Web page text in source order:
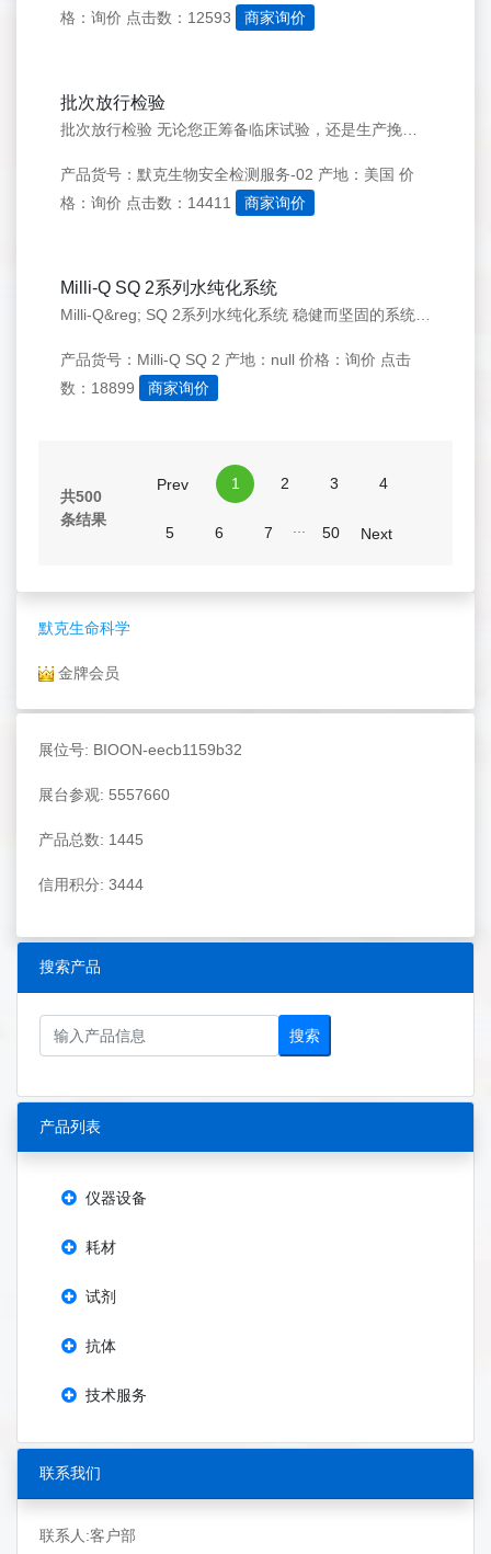
默克生命科学
金牌会员
展位号: BIOON-eecb1159b32
展台参观: 5557660
产品总数: 1445
信用积分: 3444
搜索产品
搜索
产品列表
仪器设备
耗材
试剂
抗体
技术服务
联系我们
联系人:客户部
格：询价 点击数：12593 商家询价
批次放行检验
产品货号：默克生物安全检测服务-02 产地：美国 价
格：询价 点击数：14411 商家询价
Milli-Q SQ 2系列水纯化系统
产品货号：Milli-Q SQ 2 产地：null 价格：询价 点击
数：18899
商家询价
共500
条结果
Prev 1 2 3 4
5 6 7 50 Next